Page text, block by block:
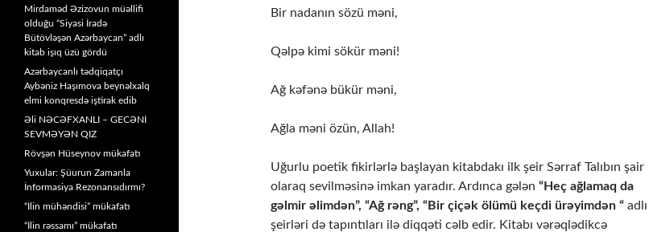
Bir nadanın sözü məni,
Qəlpə kimi sökür məni!
Ağ kəfənə bükür məni,
Ağla məni özün, Allah!
Uğurlu poetik fikirlərlə başlayan kitabdakı ilk şeir Sərraf Talıbın şair
olaraq sevilməsinə imkan yaradır. Ardınca gələn “Heç ağlamaq da
gəlmir əlimdən”, “Ağ rəng”, “Bir çiçək ölümü keçdi ürəyimdən “ adlı
şeirləri də tapıntıları ilə diqqəti cəlb edir. Kitabı vərəqlədikcə
Mirdaməd Əzizovun müəllifi
olduğu “Siyasi İradə
Bütövləşən Azərbaycan” adlı
kitab işıq üzü gördü
Azərbaycanlı tədqiqatçı
Aybəniz Haşımova beynəlxalq
elmi konqresdə iştirak edib
Əli NƏCƏFXANLI – GECƏNİ
SEVMƏYƏN QIZ
Rövşən Hüseynov mükafatı
Yuxular: Şüurun Zamanla
İnformasiya Rezonansıdırmı?
“İlin mühəndisi” mükafatı
“İlin rəssamı” mükafatı